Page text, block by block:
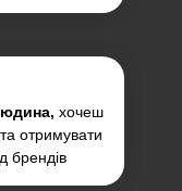
хочеш
отримувати
брендів